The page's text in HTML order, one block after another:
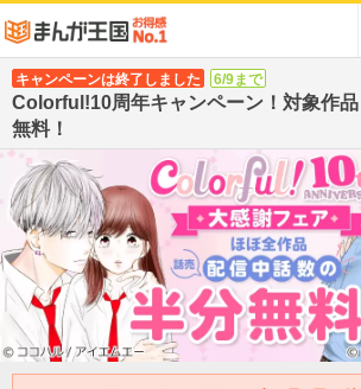
キャンペーンは終了しました 6/9まで
Colorful!10周年キャンペーン！対象作
無料！